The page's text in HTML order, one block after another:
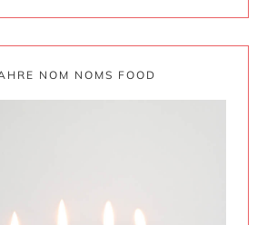
NOM NOMS FOOD